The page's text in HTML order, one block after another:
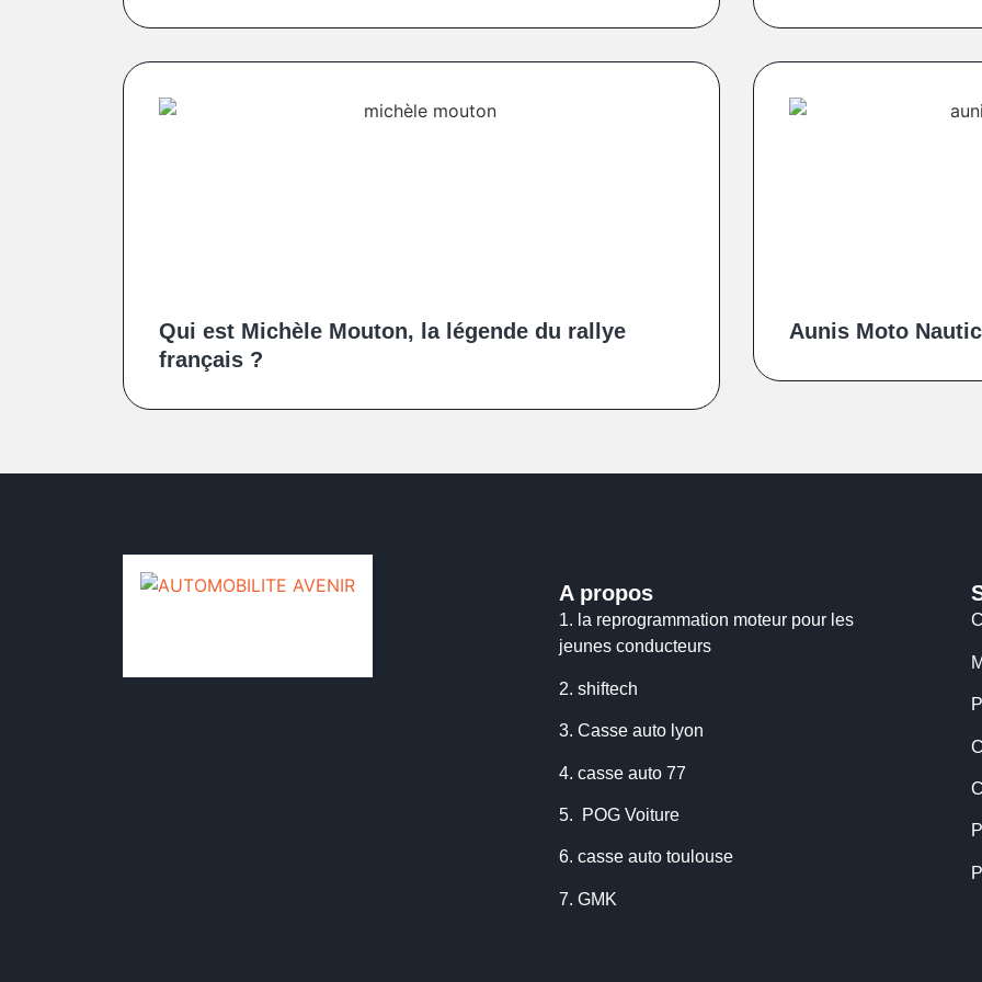
Qui est Michèle Mouton, la légende du rallye
français ?
Aunis Moto
A propos
1. la reprogrammation moteur pour les
jeunes conducteurs
2.shiftech
3.Casse auto lyon
4.casse auto 77
5. POG Voiture
6.casse auto toulouse
7.GMK